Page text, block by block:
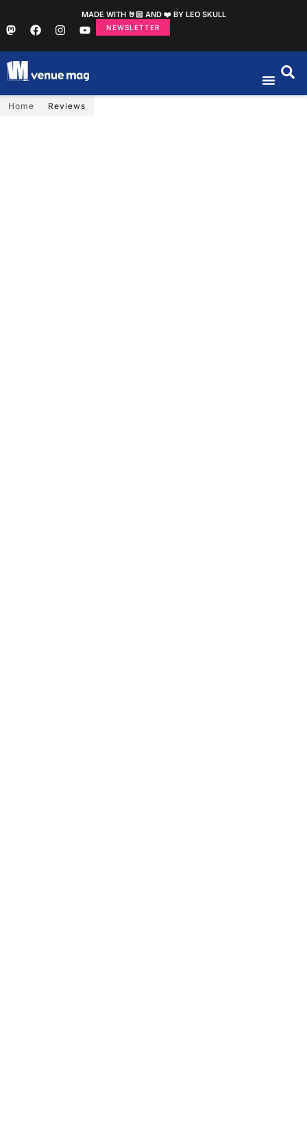
MADE WITH 🤘🏻 AND ❤️ BY LEO SKULL
NEWSLETTER
Home Reviews